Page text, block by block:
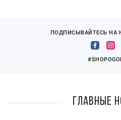
ПОДПИСЫВАЙТЕСЬ НА
Главные